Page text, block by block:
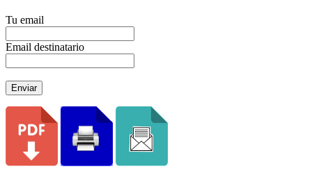
Tu email
Email destinatario
Enviar